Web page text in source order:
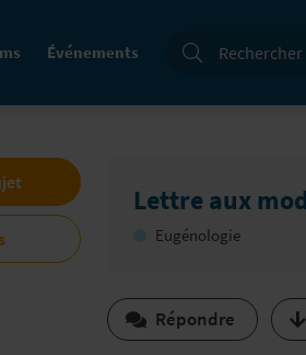
Événements
Recherche
Lettre aux
Eugénologie
Répondre